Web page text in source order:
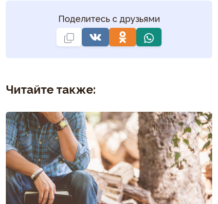
Поделитесь с друзьями
Читайте также: